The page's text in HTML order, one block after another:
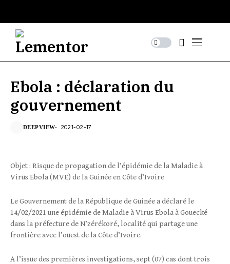
Ebola : déclaration du
gouvernement
DEEPVIEW 2021-02-17
Objet : Risque de propagation de l’épidémie de la Maladie à
Virus Ebola (MVE) de la Guinée en Côte d’Ivoire
Le Gouvernement de la République de Guinée a déclaré le
14/02/2021 une épidémie de Maladie à Virus Ebola à Gouecké
dans la préfecture de N’zérékoré, localité qui partage une
frontière avec l’ouest de la Côte d’Ivoire.
A l’issue des premières investigations, sept (07) cas dont trois